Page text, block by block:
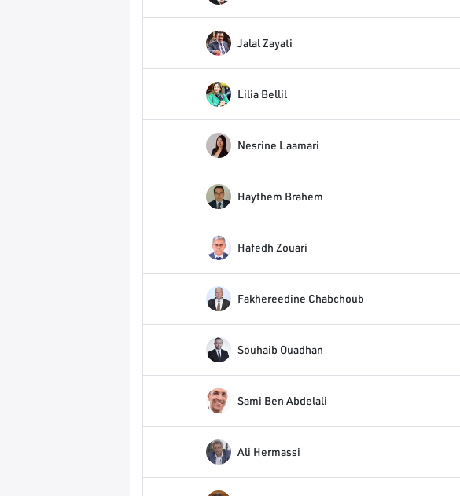
Hafedh Zouari
Nesrine Laamari
Fakhereedine Chabchoub
Lilia Bellil
Ali Hermassi
Souhaib Ouadhan
Haythem Brahem
Jalal Zayati
Sami Ben Abdelali